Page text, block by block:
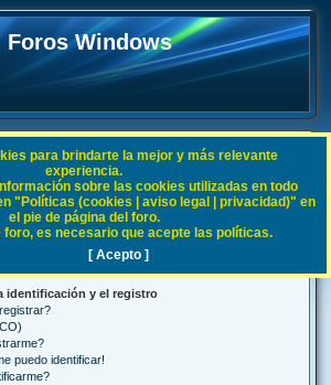
Foros Windows
Frecuentes
B
identificación y el registro
puedo identificar!
para brindarte la mejor y más relevante
experiencia.
sobre las cookies utilizadas en todo
"Políticas (cookies | aviso legal | privacidad)" en
el pie de página del foro.
foro, es necesario que acepte las políticas.
[ Acepto ]